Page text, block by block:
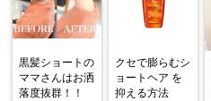
黒髪ショートの
ママさんはお洒
落度抜群！！
クセで膨らむシ
ョートヘア を
抑える方法